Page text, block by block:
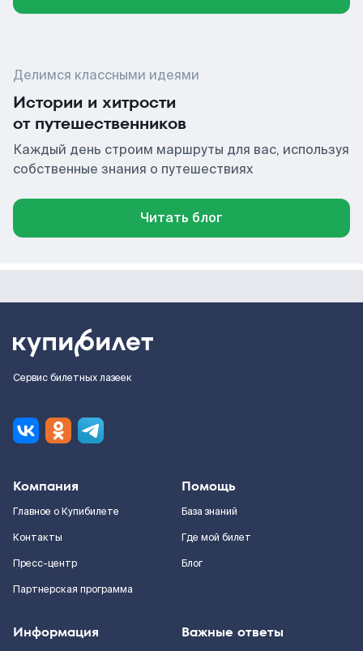
Делимся классными идеями
Истории и хитрости
от путешественников
Каждый день строим маршруты для вас, используя
собственные знания о путешествиях
Читать блог
Сервис билетных лазеек
Компания
Главное о Купибилете
Контакты
Пресс-центр
Партнерская программа
Помощь
База знаний
Где мой билет
Блог
Информация Важные ответы